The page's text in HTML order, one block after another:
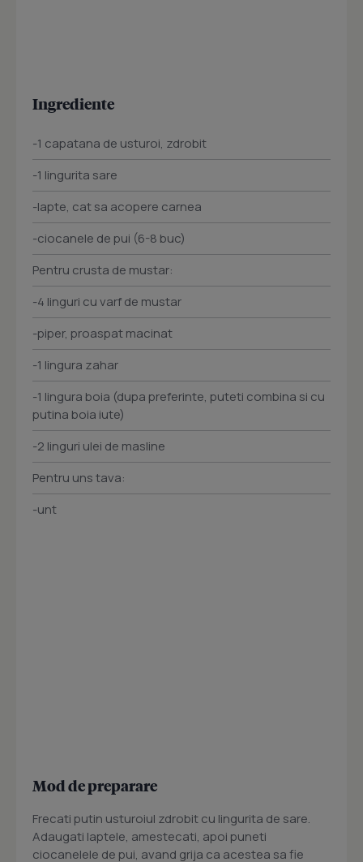
Ingrediente
-1 capatana de usturoi, zdrobit
-1 lingurita sare
-lapte, cat sa acopere carnea
-ciocanele de pui (6-8 buc)
Pentru crusta de mustar:
-4 linguri cu varf de mustar
-piper, proaspat macinat
-1 lingura zahar
-1 lingura boia (dupa preferinte, puteti combina si cu
putina boia iute)
-2 linguri ulei de masline
Pentru uns tava:
-unt
Mod de preparare
Frecati putin usturoiul zdrobit cu lingurita de sare.
Adaugati laptele, amestecati, apoi puneti
ciocanelele de pui, avand grija ca acestea sa fie